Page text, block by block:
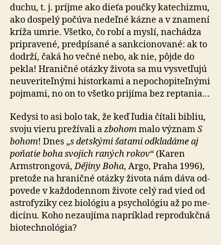
duchu, t. j. príjme ako dieťa poučky katechizmu,
ako dospelý počúva nedeľné kázne a v zna­me­ní
kríža umrie. Všetko, čo robí a myslí, nachádza
pri­pra­ve­né, predpísané a sankcionované: ak to
dodrží, čaká ho večné nebo, ak nie, pôjde do
pekla! Hraničné otázky života sa mu vysvetľujú
neuveriteľnými historkami a nepochopiteľnými
pojmami, no on to všetko prijíma bez reptania…
Kedysi to asi bolo tak, že keď ľudia čítali bibliu,
svoju vie­ru prežívali azbohommalo významS
bohom! Dnes „s det­ský­mi šatami odkladáme aj
poňatie boha svojich raných rokov“ (Karen
Armstrongová,Dějiny Boha, Argo, Praha 1996),
pretože na hraničné otázky života nám dáva od­
po­ve­de v kaž­do­den­nom živote celý rad vied od
astro­fy­zi­ky cez bio­ló­giu a psy­cho­ló­giu až po me­
di­cí­nu. Koho ne­za­u­jí­ma na­prí­klad re­pro­duk­čná
bio­tech­no­ló­gia?